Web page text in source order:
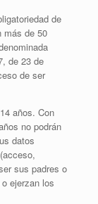
de
más de 50
de 23 de
de ser
años. Con
no podrán
datos
sus padres o
ejerzan los